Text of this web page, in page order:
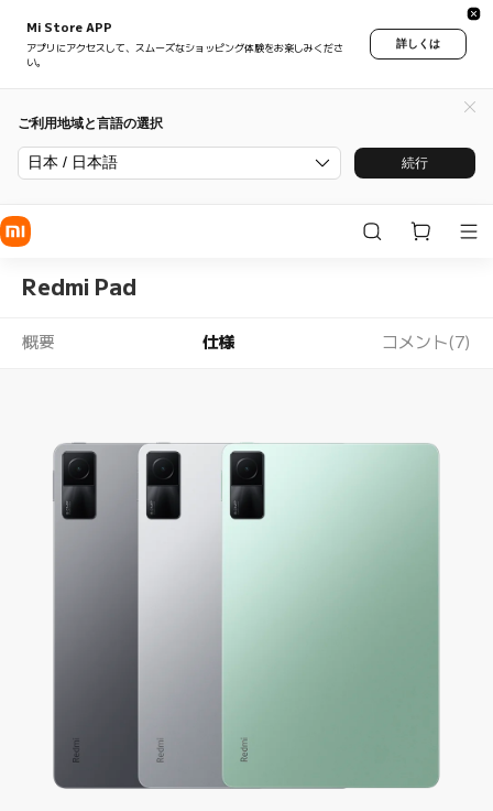
Mi Store APP
アプリにアクセスして、スムーズなショッピング体験をお楽しみくださ
い。
詳しくは
ご利用地域と言語の選択
日本 / 日本語 続行
Redmi Pad
概要 仕様 コメント(7)